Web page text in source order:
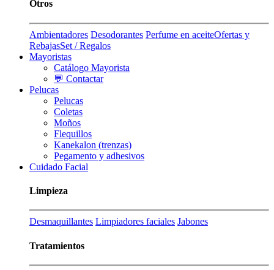
Otros
Ambientadores Desodorantes Perfume en aceiteOfertas y
RebajasSet / Regalos
Mayoristas
Catálogo Mayorista
💬 Contactar
Pelucas
Pelucas
Coletas
Moños
Flequillos
Kanekalon (trenzas)
Pegamento y adhesivos
Cuidado Facial
Limpieza
Desmaquillantes Limpiadores faciales Jabones
Tratamientos